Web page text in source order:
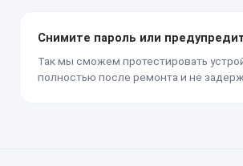
Снимите пароль или
Так мы сможем протестировать
полностью после ремонта и не